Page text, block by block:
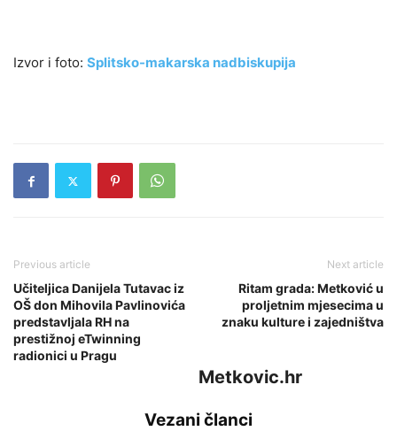
Izvor i foto: Splitsko-makarska nadbiskupija
Previous article
Učiteljica Danijela Tutavac iz
OŠ don Mihovila Pavlinovića
predstavljala RH na
prestižnoj eTwinning
radionici u Pragu
Next article
Ritam grada: Metković u
proljetnim mjesecima u
znaku kulture i zajedništva
Metkovic.hr
Vezani članci